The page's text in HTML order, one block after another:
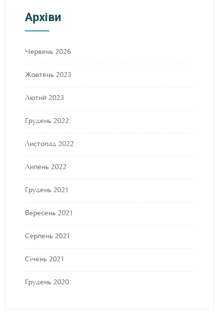
Архіви
Червень 2026
Жовтень 2023
Лютий 2023
Грудень 2022
Листопад 2022
Липень 2022
Грудень 2021
Вересень 2021
Серпень 2021
Січень 2021
Грудень 2020